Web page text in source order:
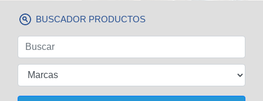
BUSCADOR PRODUCTOS